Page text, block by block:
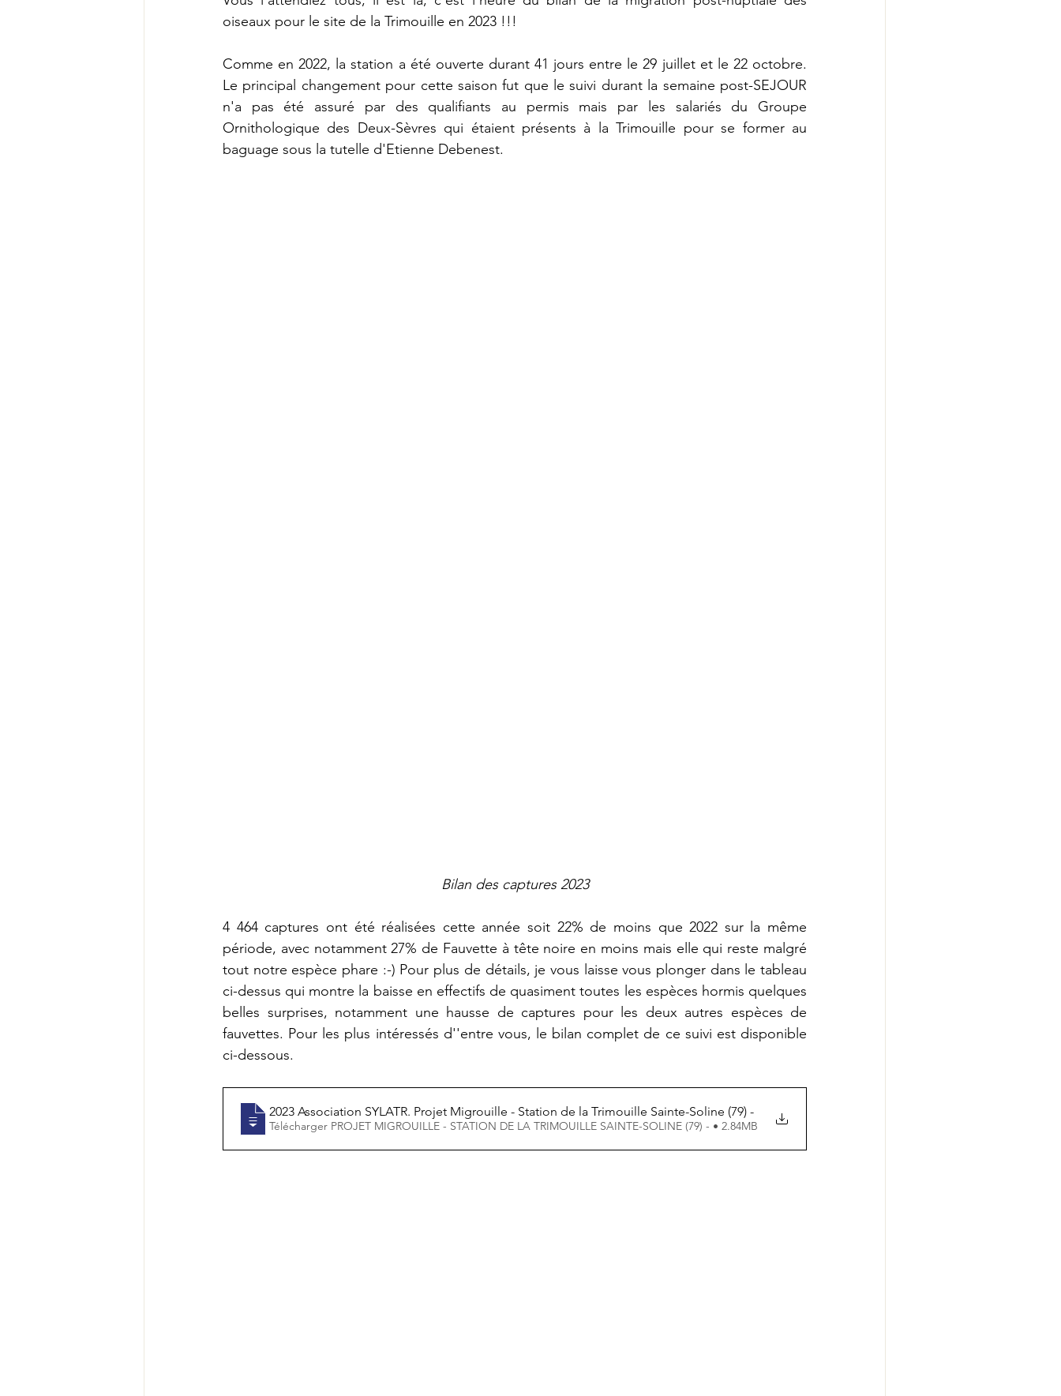
oiseaux pour le site de la Trimouille en 2023 !!!
Comme en 2022, la station a été ouverte durant 41 jours entre le 29 juillet et le 22 octobre.
Le principal changement pour cette saison fut que le suivi durant la semaine post-SEJOUR
n'a pas été assuré par des qualifiants au permis mais par les salariés du Groupe
Ornithologique des Deux-Sèvres qui étaient présents à la Trimouille pour se former au
baguage sous la tutelle d'Etienne Debenest.
Bilan des captures 2023
4 464 captures ont été réalisées cette année soit 22% de moins que 2022 sur la même
période, avec notamment 27% de Fauvette à tête noire en moins mais elle qui reste malgré
tout notre espèce phare :-) Pour plus de détails, je vous laisse vous plonger dans le tableau
ci-dessus qui montre la baisse en effectifs de quasiment toutes les espèces hormis quelques
belles surprises, notamment une hausse de captures pour les deux autres espèces de
fauvettes. Pour les plus intéressés d''entre vous, le bilan complet de ce suivi est disponible
ci-dessous.
2023 Association SYLATR. Projet Migrouille - Station de la Trimouille Sainte-Soline (79) -
Télécharger PROJET MIGROUILLE - STATION DE LA TRIMOUILLE SAINTE-SOLINE (79) - • 2.84MB